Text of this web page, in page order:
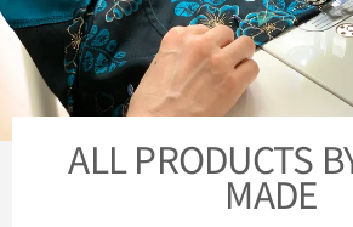
ALL PRODUCTS
MADE